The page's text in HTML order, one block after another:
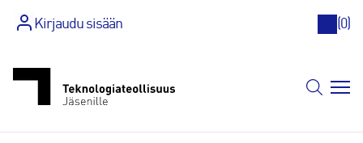
sisältöön
Kirjaudu sisään (0)